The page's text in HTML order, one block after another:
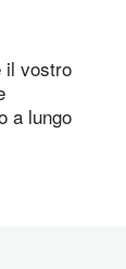
il vostro
a lungo